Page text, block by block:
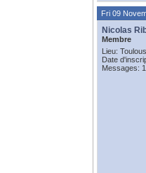
Fri 09
Nicolas
Membre
Lieu:
Date
Messages: